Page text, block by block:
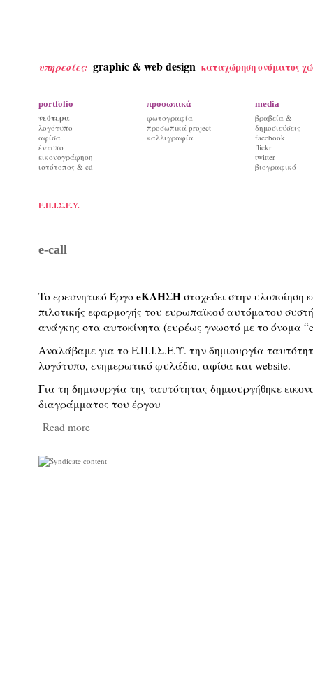
υπηρεσίες: graphic & web design καταχώρηση ονόματος
portfolio
νεότερα
λογότυπο
αφίσα
έντυπο
εικονογράφηση
ιστότοπος & cd
προσωπικά
φωτογραφία
προσωπικά project
καλλιγραφία
media
βραβεία &
δημοσιεύσεις
facebook
flickr
twitter
βιογραφικό
Ε.Π.Ι.Σ.Ε.Υ.
e-call
Το ερευνητικό Έργο eΚΛΗΣΗ στοχεύει στην υλοποίηση
πιλοτικής εφαρμογής του ευρωπαϊκού αυτόματου
ανάγκης στα αυτοκίνητα (ευρέως γνωστό με το όνομα
Αναλάβαμε για το Ε.Π.Ι.Σ.Ε.Υ. την δημιουργία
λογότυπο, ενημερωτικό φυλάδιο, αφίσα και website.
Για τη δημιουργία της ταυτότητας δημιουργήθηκε
διαγράμματος του έργου
Read more